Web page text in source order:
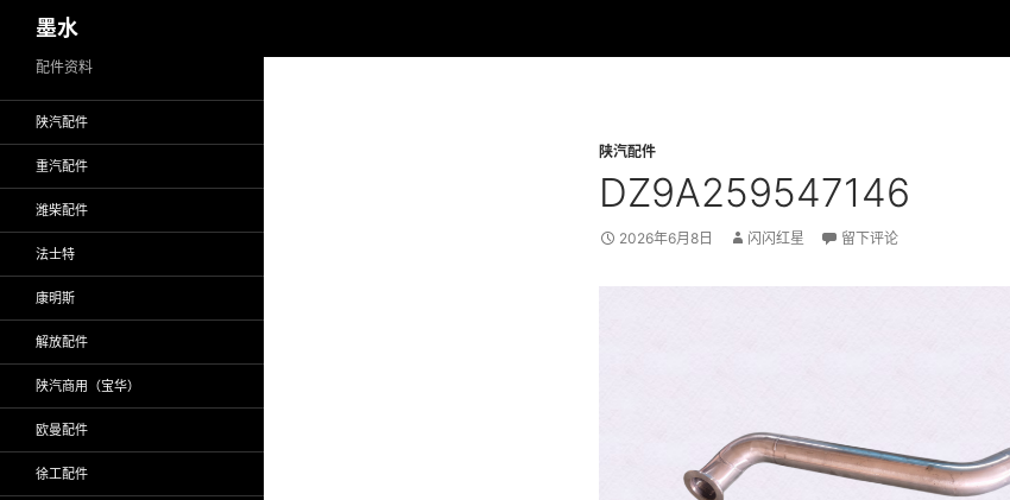
至
墨水
陕汽配件
DZ9A259547146
2026年6月8日 闪闪红星 留下评论
配件资料
陕汽配件
重汽配件
潍柴配件
法士特
康明斯
解放配件
陕汽商用（宝华）
欧曼配件
徐工配件